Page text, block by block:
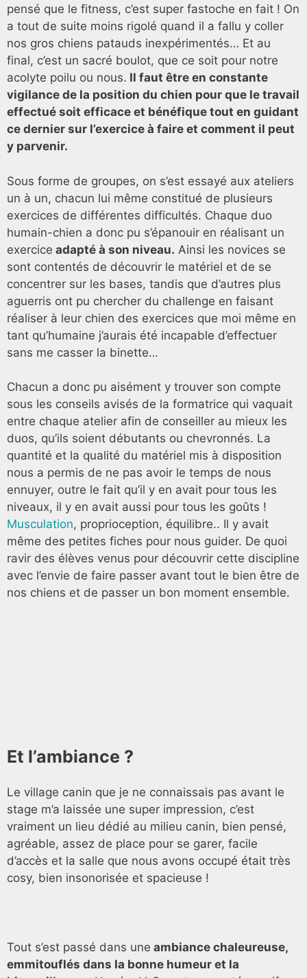
pensé que le fitness, c’est super fastoche en fait ! On
a tout de suite moins rigolé quand il a fallu y coller
nos gros chiens patauds inexpérimentés… Et au
final, c’est un sacré boulot, que ce soit pour notre
acolyte poilu ou nous. Il faut être en constante
vigilance de la position du chien pour que le travail
effectué soit efficace et bénéfique tout en guidant
ce dernier sur l’exercice à faire et comment il peut
y parvenir.
Sous forme de groupes, on s’est essayé aux ateliers
un à un, chacun lui même constitué de plusieurs
exercices de différentes difficultés. Chaque duo
humain-chien a donc pu s’épanouir en réalisant un
exercice adapté à son niveau. Ainsi les novices se
sont contentés de découvrir le matériel et de se
concentrer sur les bases, tandis que d’autres plus
aguerris ont pu chercher du challenge en faisant
réaliser à leur chien des exercices que moi même en
tant qu’humaine j’aurais été incapable d’effectuer
sans me casser la binette…
Chacun a donc pu aisément y trouver son compte
sous les conseils avisés de la formatrice qui vaquait
entre chaque atelier afin de conseiller au mieux les
duos, qu’ils soient débutants ou chevronnés. La
quantité et la qualité du matériel mis à disposition
nous a permis de ne pas avoir le temps de nous
ennuyer, outre le fait qu’il y en avait pour tous les
niveaux, il y en avait aussi pour tous les goûts !
Musculation, proprioception, équilibre.. Il y avait
même des petites fiches pour nous guider. De quoi
ravir des élèves venus pour découvrir cette discipline
avec l’envie de faire passer avant tout le bien être de
nos chiens et de passer un bon moment ensemble.
Et l’ambiance ?
Le village canin que je ne connaissais pas avant le
stage m’a laissée une super impression, c’est
vraiment un lieu dédié au milieu canin, bien pensé,
agréable, assez de place pour se garer, facile
d’accès et la salle que nous avons occupé était très
cosy, bien insonorisée et spacieuse !
Tout s’est passé dans une ambiance chaleureuse,
emmitouflés dans la bonne humeur et la